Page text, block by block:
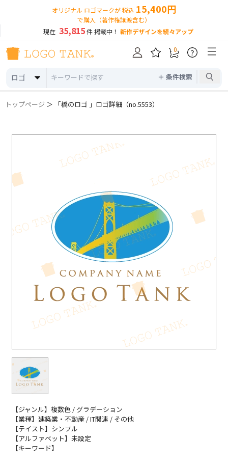
オリジナル ロゴマークが 税込 15,400円
で購入（著作権譲渡含む）
現在 35,815件 掲載中！ 新作デザインを続々アップ
ロゴ ＋ 条件検索
0 ?
トップページ ＞ 「橋のロゴ 」ロゴ詳細（no.5553）
【ジャンル】複数色 / グラデーション
【業種】建築業・不動産 / IT関連 / その他
【テイスト】シンプル
【アルファベット】未設定
【キーワード】